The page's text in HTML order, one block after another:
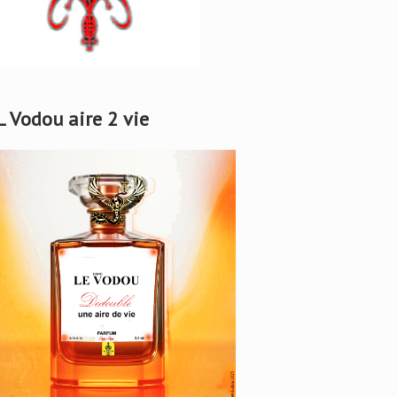
Vodou aire 2 vie